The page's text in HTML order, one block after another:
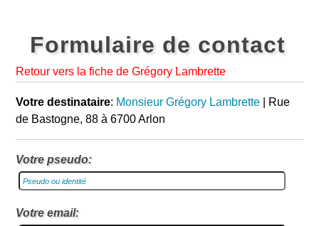
Formulaire de contact
Retour vers la fiche de Grégory Lambrette
Votre destinataire: Monsieur Grégory Lambrette | Rue
de Bastogne, 88 à 6700 Arlon
Votre pseudo:
Votre email: